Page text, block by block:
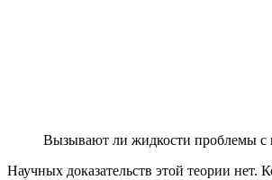
Вызывают ли жидкости проблемы с
Научных доказательств этой теории нет.